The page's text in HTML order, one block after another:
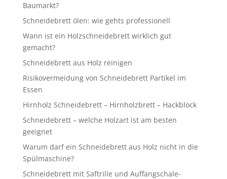
Baumarkt?
Schneidebrett ölen: wie gehts professionell
Wann ist ein Holzschneidebrett wirklich gut
gemacht?
Schneidebrett aus Holz reinigen
Risikovermeidung von Schneidebrett Partikel im
Essen
Hirnholz Schneidebrett – Hirnholzbrett – Hackblock
Schneidebrett – welche Holzart ist am besten
geeignet
Warum darf ein Schneidebrett aus Holz nicht in die
Spülmaschine?
Schneidebrett mit Saftrille und Auffangschale-